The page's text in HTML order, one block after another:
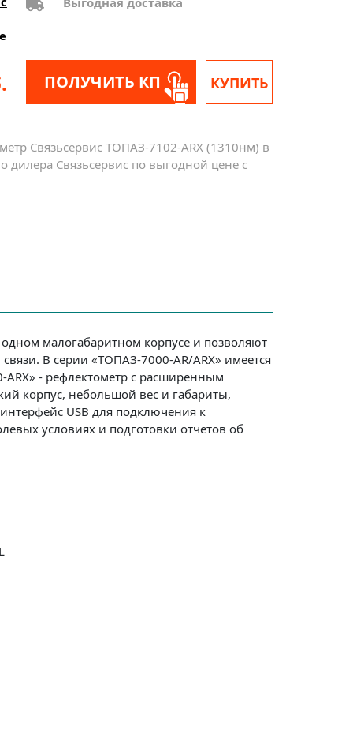
ПОЛУЧИТЬ КП КУПИТЬ
Связьсервис ТОПАЗ-7102-ARX (1310нм) в
дилера Связьсервис по выгодной цене с
малогабаритном корпусе и позволяют
В серии «ТОПАЗ-7000-AR/ARX» имеется
- рефлектометр с расширенным
корпус, небольшой вес и габариты,
USB для подключения к
условиях и подготовки отчетов об